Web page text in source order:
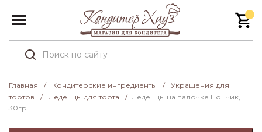
Главная / Кондитерские ингредиенты /
Украшения для
тортов
/ Леденцы для торта / Леденцы на палочке Пончик,
30гр